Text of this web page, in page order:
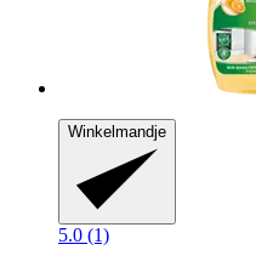
Winkelmandje
5.0 (1)